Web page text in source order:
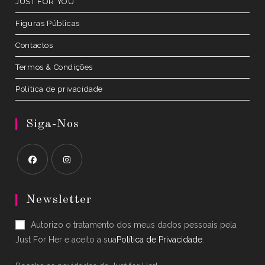
Figuras Públicas
Contactos
Termos & Condições
Política de privacidade
Siga-Nos
in
new
tab
in
new
tab
Newsletter
Autorizo o tratamento dos meus dados pessoais pela
Just For Her e aceito a suaPolítica de Privacidade.